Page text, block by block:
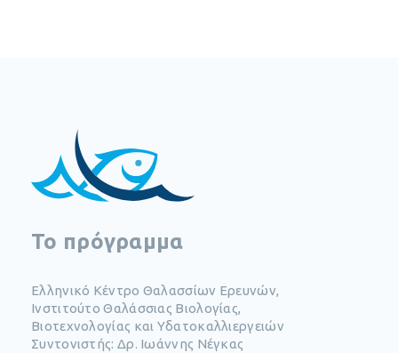
To πρόγραμμα
Ελληνικό Κέντρο Θαλασσίων Ερευνών,
Ινστιτούτο Θαλάσσιας Βιολογίας,
Βιοτεχνολογίας και Υδατοκαλλιεργειών
Συντονιστής: Δρ. Ιωάννης Νέγκας